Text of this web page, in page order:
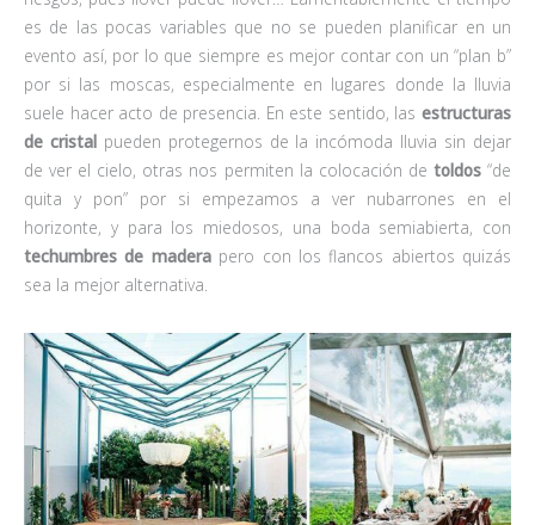
es de las pocas variables que no se pueden planificar en un
evento así, por lo que siempre es mejor contar con un “plan b”
por si las moscas, especialmente en lugares donde la lluvia
suele hacer acto de presencia. En este sentido, las estructuras
de cristalpueden protegernos de la incómoda lluvia sin dejar
de ver el cielo, otras nos permiten la colocación de toldos“de
quita y pon” por si empezamos a ver nubarrones en el
horizonte, y para los miedosos, una boda semiabierta, con
techumbres de maderapero con los flancos abiertos quizás
sea la mejor alternativa.